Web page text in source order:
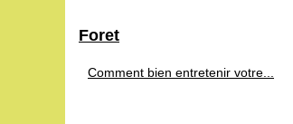
Foret
Comment bien entretenir votre...